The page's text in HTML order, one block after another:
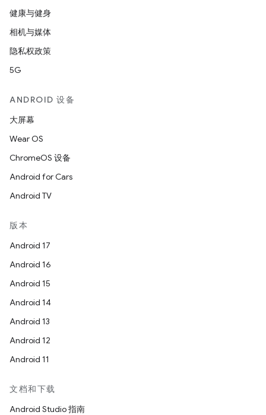
健康与健身
相机与媒体
隐私权政策
5G
ANDROID 设备
大屏幕
Wear OS
ChromeOS 设备
Android for Cars
Android TV
版本
Android 17
Android 16
Android 15
Android 14
Android 13
Android 12
Android 11
文档和下载
Android Studio 指南